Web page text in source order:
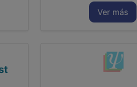
Ver más